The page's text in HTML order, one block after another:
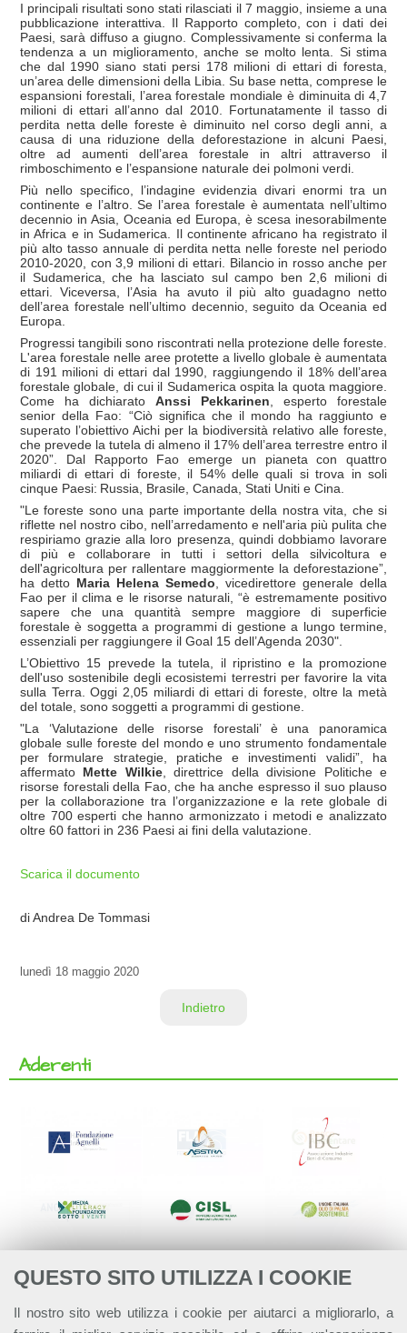
QUESTO SITO UTILIZZA I COOKIE
Il nostro sito web utilizza i cookie per aiutarci a migliorarlo, a
I principali risultati sono stati rilasciati il 7 maggio, insieme a una
pubblicazione interattiva. Il Rapporto completo, con i dati dei
Paesi, sarà diffuso a giugno. Complessivamente si conferma la
tendenza a un miglioramento, anche se molto lenta. Si stima
che dal 1990 siano stati persi 178 milioni di ettari di foresta,
un’area delle dimensioni della Libia. Su base netta, comprese le
espansioni forestali, l’area forestale mondiale è diminuita di 4,7
milioni di ettari all’anno dal 2010. Fortunatamente il tasso di
perdita netta delle foreste è diminuito nel corso degli anni, a
causa di una riduzione della deforestazione in alcuni Paesi,
oltre ad aumenti dell’area forestale in altri attraverso il
rimboschimento e l’espansione naturale dei polmoni verdi.
Più nello specifico, l’indagine evidenzia divari enormi tra un
continente e l’altro. Se l’area forestale è aumentata nell’ultimo
decennio in Asia, Oceania ed Europa, è scesa inesorabilmente
in Africa e in Sudamerica. Il continente africano ha registrato il
più alto tasso annuale di perdita netta nelle foreste nel periodo
2010-2020, con 3,9 milioni di ettari. Bilancio in rosso anche per
il Sudamerica, che ha lasciato sul campo ben 2,6 milioni di
ettari. Viceversa, l’Asia ha avuto il più alto guadagno netto
dell’area forestale nell’ultimo decennio, seguito da Oceania ed
Europa.
Progressi tangibili sono riscontrati nella protezione delle foreste.
L'area forestale nelle aree protette a livello globale è aumentata
di 191 milioni di ettari dal 1990, raggiungendo il 18% dell’area
forestale globale, di cui il Sudamerica ospita la quota maggiore.
Come ha dichiarato Anssi Pekkarinen , esperto forestale
senior della Fao: “Ciò significa che il mondo ha raggiunto e
superato l’obiettivo Aichi per la biodiversità relativo alle foreste,
che prevede la tutela di almeno il 17% dell’area terrestre entro il
2020”. Dal Rapporto Fao emerge un pianeta con quattro
miliardi di ettari di foreste, il 54% delle quali si trova in soli
cinque Paesi: Russia, Brasile, Canada, Stati Uniti e Cina.
"Le foreste sono una parte importante della nostra vita, che si
riflette nel nostro cibo, nell’arredamento e nell'aria più pulita che
respiriamo grazie alla loro presenza, quindi dobbiamo lavorare
di più e collaborare in tutti i settori della silvicoltura e
dell'agricoltura per rallentare maggiormente la deforestazione”,
ha detto Maria Helena Semedo , vicedirettore generale della
Fao per il clima e le risorse naturali, “è estremamente positivo
sapere che una quantità sempre maggiore di superficie
forestale è soggetta a programmi di gestione a lungo termine,
essenziali per raggiungere il Goal 15 dell’Agenda 2030".
L’Obiettivo 15 prevede la tutela, il ripristino e la promozione
dell'uso sostenibile degli ecosistemi terrestri per favorire la vita
sulla Terra. Oggi 2,05 miliardi di ettari di foreste, oltre la metà
del totale, sono soggetti a programmi di gestione.
"La ‘Valutazione delle risorse forestali’ è una panoramica
globale sulle foreste del mondo e uno strumento fondamentale
per formulare strategie, pratiche e investimenti validi”, ha
affermato Mette Wilkie, direttrice della divisione Politiche e
risorse forestali della Fao, che ha anche espresso il suo plauso
per la collaborazione tra l’organizzazione e la rete globale di
oltre 700 esperti che hanno armonizzato i metodi e analizzato
oltre 60 fattori in 236 Paesi ai fini della valutazione.
Scarica il documento
di Andrea De Tommasi
lunedì 18 maggio 2020
Indietro
Aderenti